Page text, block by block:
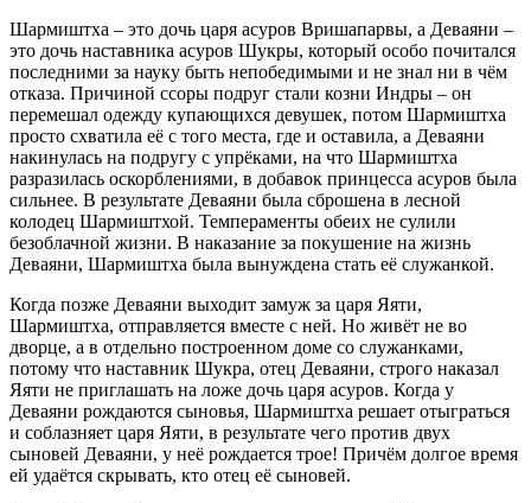
Шармиштха – это дочь царя асуров Вришапарвы, а Деваяни –
это дочь наставника асуров Шукры, который особо почитался
последними за науку быть непобедимыми и не знал ни в чём
отказа. Причиной ссоры подруг стали козни Индры – он
перемешал одежду купающихся девушек, потом Шармиштха
просто схватила её с того места, где и оставила, а Деваяни
накинулась на подругу с упрёками, на что Шармиштха
разразилась оскорблениями, в добавок принцесса асуров была
сильнее. В результате Деваяни была сброшена в лесной
колодец Шармиштхой. Темпераменты обеих не сулили
безоблачной жизни. В наказание за покушение на жизнь
Деваяни, Шармиштха была вынуждена стать её служанкой.
Когда позже Деваяни выходит замуж за царя Яяти,
Шармиштха, отправляется вместе с ней. Но живёт не во
дворце, а в отдельно построенном доме со служанками,
потому что наставник Шукра, отец Деваяни, строго наказал
Яяти не приглашать на ложе дочь царя асуров. Когда у
Деваяни рождаются сыновья, Шармиштха решает отыграться
и соблазняет царя Яяти, в результате чего против двух
сыновей Деваяни, у неё рождается трое! Причём долгое время
ей удаётся скрывать, кто отец её сыновей.